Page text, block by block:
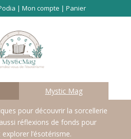
|Mon compte |Panier
Mystic Mag
pour découvrir la sorcellerie
réflexions de fonds pour
l’ésotérisme.